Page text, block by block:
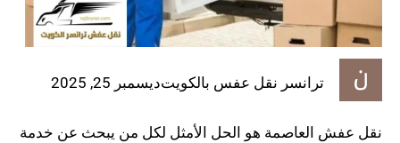
ترانسر نقل عفس بالكويتديسمبر 25, 2025
نقل عفش العاصمة هو الحل الأمثل لكل من يبحث عن خدمة